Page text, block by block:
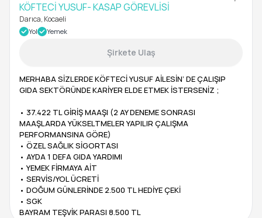
KÖFTECİ YUSUF- KASAP GÖREVLİSİ
Darıca, Kocaeli
Yol Yemek
Şirkete Ulaş
MERHABA SİZLERDE KÖFTECİ YUSUF AİLESİN’ DE ÇALIŞIP
GIDA SEKTÖRÜNDE KARİYER ELDE ETMEK İSTERSENİZ ;
• 37.422 TL GİRİŞ MAAŞI (2 AY DENEME SONRASI
MAAŞLARDA YÜKSELTMELER YAPILIR ÇALIŞMA
PERFORMANSINA GÖRE)
• ÖZEL SAĞLIK SİGORTASI
• AYDA 1 DEFA GIDA YARDIMI
• YEMEK FİRMAYA AİT
• SERVİS/YOL ÜCRETİ
• DOĞUM GÜNLERİNDE 2.500 TL HEDİYE ÇEKİ
• SGK
BAYRAM TEŞVİK PARASI 8.500 TL